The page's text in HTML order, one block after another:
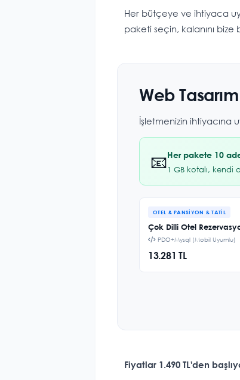
Her bütçeye ve ihtiyaca
paketi seçin, kalanını bize
Web
İşletmenizin ihtiyacına
📧Her pakete 10
1 GB kotalı, kendi
OTEL & PANSIYON & TATIL
Çok Dilli Otel
PDO+Mysql (Mobil Uyumlu)
13.281 TL
Fiyatlar 1.490 TL'den